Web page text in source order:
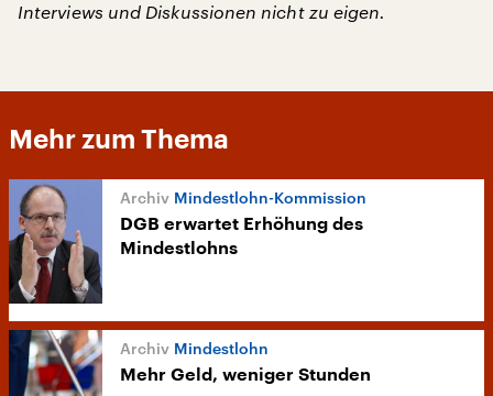
Interviews und Diskussionen nicht zu eigen.
Mehr zum Thema
Mindestlohn-Kommission
DGB erwartet Erhöhung des
Mindestlohns
Mindestlohn
Mehr Geld, weniger Stunden